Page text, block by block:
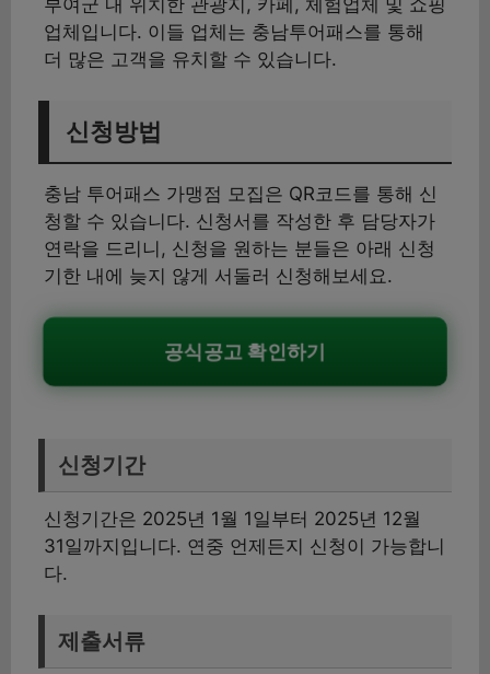
부여군 내 위치한 관광지, 카페, 체험업체 및 쇼핑
업체입니다. 이들 업체는 충남투어패스를 통해
더 많은 고객을 유치할 수 있습니다.
신청방법
충남 투어패스 가맹점 모집은 QR코드를 통해 신
청할 수 있습니다. 신청서를 작성한 후 담당자가
연락을 드리니, 신청을 원하는 분들은 아래 신청
기한 내에 늦지 않게 서둘러 신청해보세요.
공식공고 확인하기
신청기간
신청기간은 2025년 1월 1일부터 2025년 12월
31일까지입니다. 연중 언제든지 신청이 가능합니
다.
제출서류